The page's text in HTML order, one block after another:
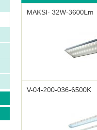
MAKSI- 32W-3600Lm
V-04-200-036-6500K